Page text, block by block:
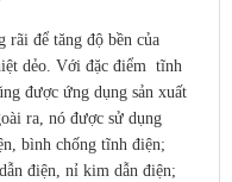
rãi để tăng độ bền của
dẻo. Với đặc điểm tĩnh
được ứng dụng sản xuất
ra, nó được sử dụng
bình chống tĩnh điện;
điện, nỉ kim dẫn điện;